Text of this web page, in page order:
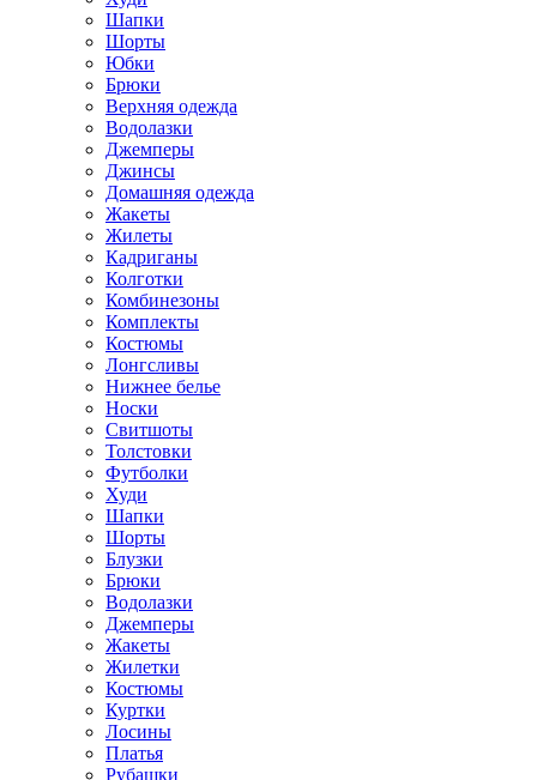
Шапки
Шорты
Юбки
Брюки
Верхняя одежда
Водолазки
Джемперы
Джинсы
Домашняя одежда
Жакеты
Жилеты
Кадриганы
Колготки
Комбинезоны
Комплекты
Костюмы
Лонгсливы
Нижнее белье
Носки
Свитшоты
Толстовки
Футболки
Худи
Шапки
Шорты
Блузки
Брюки
Водолазки
Джемперы
Жакеты
Жилетки
Костюмы
Куртки
Лосины
Платья
Рубашки